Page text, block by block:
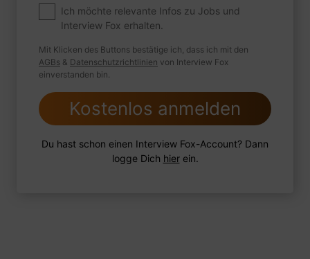
Wie sind Sie mit einer Situation
umgegangen, in der Sie einen
leistungsschwachen Mitarbeiter hatten?
Ich möchte relevante Infos zu Jobs und
Interview Fox erhalten.
Mit Klicken des Buttons bestätige ich, dass ich mit den
AGBs & Datenschutzrichtlinien von Interview Fox
einverstanden bin.
Kostenlos anmelden
Du hast schon einen Interview Fox-Account? Dann
logge Dich hierein.